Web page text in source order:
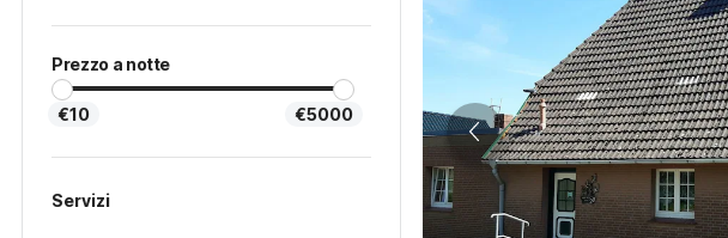
Prezzo a notte
€10 €5000
Servizi